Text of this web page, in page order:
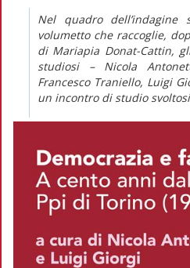
Nel quadro
volumetto che raccoglie,
di Mariapia Donat-Cattin,
studiosi – Nicola
Francesco Traniello, Luigi
un incontro di studio